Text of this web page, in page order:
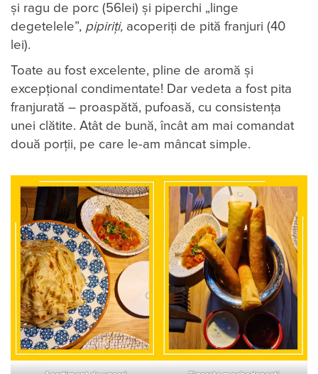
și ragu de porc (56lei) și piperchi „linge
degetelele”, pipiriţi, acoperiți de pită franjuri (40
lei).
Toate au fost excelente, pline de aromă și
excepțional condimentate! Dar vedeta a fost pita
franjurată – proaspătă, pufoasă, cu consistența
unei clătite. Atât de bună, încât am mai comandat
două porții, pe care le-am mâncat simple.